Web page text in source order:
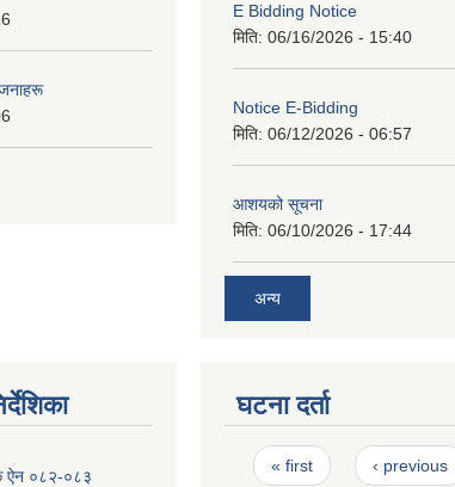
E Bidding Notice
मिति: 06/16/2026 - 15:40
Notice E-Bidding
मिति: 06/12/2026 - 06:57
आशयको सूचना
मिति: 06/10/2026 - 17:44
अन्य
ऐन ०८२-०८३
घटना दर्ता
Pages
« first ‹ previous